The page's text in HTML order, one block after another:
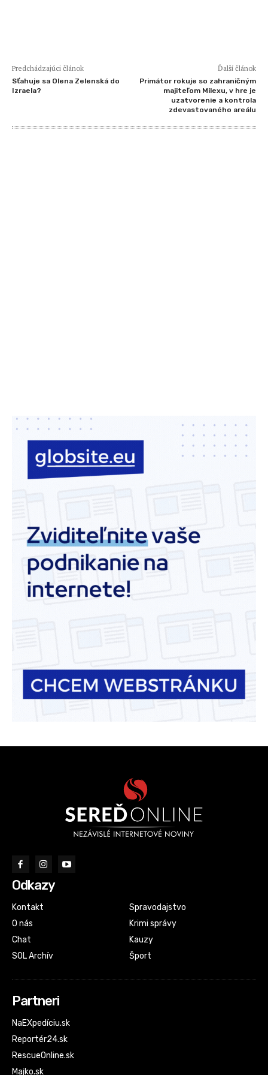
Predchádzajúci článok
Sťahuje sa Olena Zelenská do
Izraela?
Ďalší článok
Primátor rokuje so zahraničným
majiteľom Milexu, v hre je
uzatvorenie a kontrola
zdevastovaného areálu
Odkazy
Kontakt
O nás
Chat
SOL Archív
Spravodajstvo
Krimi správy
Kauzy
Šport
Partneri
NaEXpedíciu.sk
Reportér24.sk
RescueOnline.sk
Majko.sk